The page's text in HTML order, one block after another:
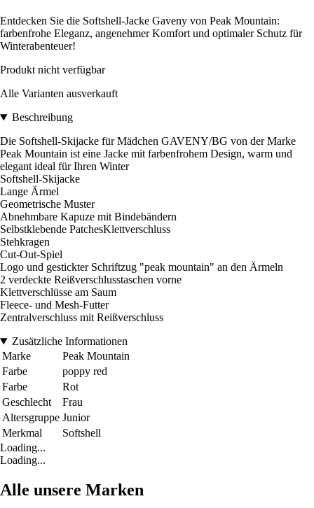
Entdecken Sie die Softshell-Jacke Gaveny von Peak Mountain:
farbenfrohe Eleganz, angenehmer Komfort und optimaler Schutz für
Winterabenteuer!
Produkt nicht verfügbar
Alle Varianten ausverkauft
Beschreibung
Die Softshell-Skijacke für Mädchen GAVENY/BG von der Marke
Peak Mountain ist eine Jacke mit farbenfrohem Design, warm und
elegant ideal für Ihren Winter
Softshell-Skijacke
Lange Ärmel
Geometrische Muster
Abnehmbare Kapuze mit Bindebändern
Selbstklebende PatchesKlettverschluss
Stehkragen
Cut-Out-Spiel
Logo und gestickter Schriftzug "peak mountain" an den Ärmeln
2 verdeckte Reißverschlusstaschen vorne
Klettverschlüsse am Saum
Fleece- und Mesh-Futter
Zentralverschluss mit Reißverschluss
Zusätzliche Informationen
Marke
Peak Mountain
Farbe
poppy red
Farbe
Rot
Geschlecht
Frau
Altersgruppe Junior
Merkmal
Softshell
Loading...
Loading...
Alle unsere Marken